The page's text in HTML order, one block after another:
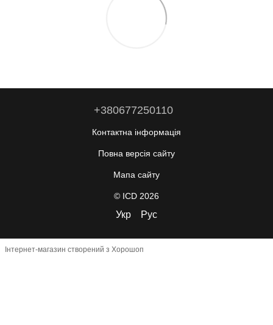
+380677250110
Контактна інформація
Повна версія сайту
Мапа сайту
© ICD 2026
Укр Рус
Інтернет-магазин створений з Хорошоп